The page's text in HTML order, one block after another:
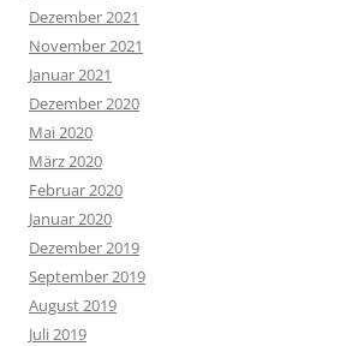
Dezember 2021
November 2021
Januar 2021
Dezember 2020
Mai 2020
März 2020
Februar 2020
Januar 2020
Dezember 2019
September 2019
August 2019
Juli 2019